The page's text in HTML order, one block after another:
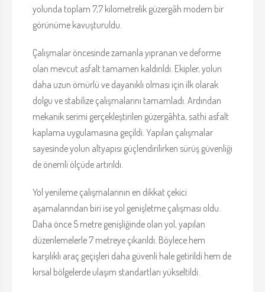
yolunda toplam 7,7 kilometrelik güzergâh modern bir
görünüme kavuşturuldu.
Çalışmalar öncesinde zamanla yıpranan ve deforme
olan mevcut asfalt tamamen kaldırıldı. Ekipler, yolun
daha uzun ömürlü ve dayanıklı olması için ilk olarak
dolgu ve stabilize çalışmalarını tamamladı. Ardından
mekanik serimi gerçekleştirilen güzergâhta, sathi asfalt
kaplama uygulamasına geçildi. Yapılan çalışmalar
sayesinde yolun altyapısı güçlendirilirken sürüş güvenliği
de önemli ölçüde artırıldı.
Yol yenileme çalışmalarının en dikkat çekici
aşamalarından biri ise yol genişletme çalışması oldu.
Daha önce 5 metre genişliğinde olan yol, yapılan
düzenlemelerle 7 metreye çıkarıldı. Böylece hem
karşılıklı araç geçişleri daha güvenli hale getirildi hem de
kırsal bölgelerde ulaşım standartları yükseltildi.